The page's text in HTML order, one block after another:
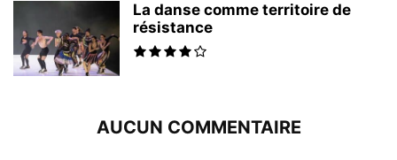
La danse comme territoire de
résistance
AUCUN COMMENTAIRE